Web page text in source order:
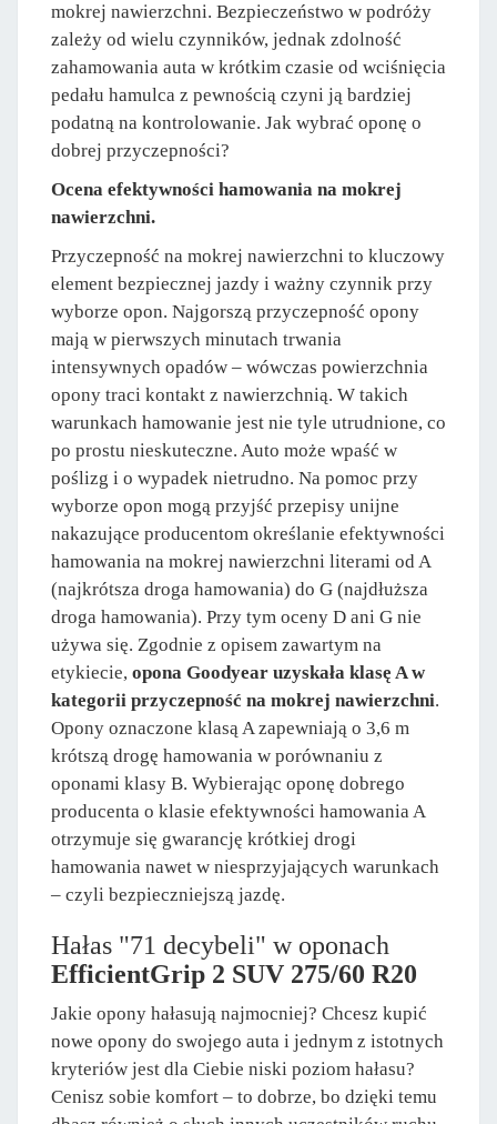
mokrej nawierzchni. Bezpieczeństwo w podróży
zależy od wielu czynników, jednak zdolność
zahamowania auta w krótkim czasie od wciśnięcia
pedału hamulca z pewnością czyni ją bardziej
podatną na kontrolowanie. Jak wybrać oponę o
dobrej przyczepności?
Ocena efektywności hamowania na mokrej
nawierzchni.
Przyczepność na mokrej nawierzchni to kluczowy
element bezpiecznej jazdy i ważny czynnik przy
wyborze opon. Najgorszą przyczepność opony
mają w pierwszych minutach trwania
intensywnych opadów – wówczas powierzchnia
opony traci kontakt z nawierzchnią. W takich
warunkach hamowanie jest nie tyle utrudnione, co
po prostu nieskuteczne. Auto może wpaść w
poślizg i o wypadek nietrudno. Na pomoc przy
wyborze opon mogą przyjść przepisy unijne
nakazujące producentom określanie efektywności
hamowania na mokrej nawierzchni literami od A
(najkrótsza droga hamowania) do G (najdłuższa
droga hamowania). Przy tym oceny D ani G nie
używa się. Zgodnie z opisem zawartym na
etykiecie, opona Goodyear uzyskała klasę A w
kategorii przyczepność na mokrej nawierzchni.
Opony oznaczone klasą A zapewniają o 3,6 m
krótszą drogę hamowania w porównaniu z
oponami klasy B. Wybierając oponę dobrego
producenta o klasie efektywności hamowania A
otrzymuje się gwarancję krótkiej drogi
hamowania nawet w niesprzyjających warunkach
– czyli bezpieczniejszą jazdę.
Hałas "71 decybeli" w oponach
EfficientGrip 2 SUV 275/60 R20
Jakie opony hałasują najmocniej? Chcesz kupić
nowe opony do swojego auta i jednym z istotnych
kryteriów jest dla Ciebie niski poziom hałasu?
Cenisz sobie komfort – to dobrze, bo dzięki temu